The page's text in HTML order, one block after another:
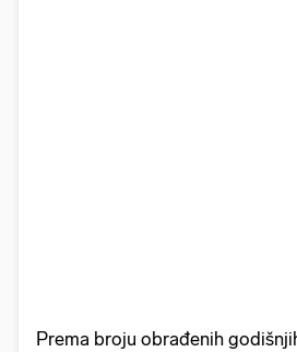
Prema broju obrađenih